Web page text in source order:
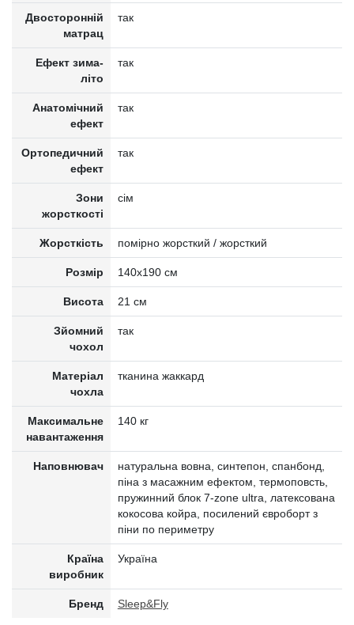
Двосторонній
матрац
так
Ефект зима-
літо
так
Анатомічний
ефект
так
Ортопедичний
ефект
так
Зони
жорсткості
сім
Жорсткість помірно жорсткий / жорсткий
Розмір 140x190 см
Висота 21 см
Зйомний
чохол
так
Матеріал
чохла
тканина жаккард
Максимальне
навантаження
140 кг
Наповнювач
натуральна вовна, синтепон, спанбонд,
піна з масажним ефектом, термоповсть,
пружинний блок 7-zone ultra, латексована
кокосова койра, посилений євроборт з
піни по периметру
Країна
виробник
Україна
Бренд Sleep&Fly